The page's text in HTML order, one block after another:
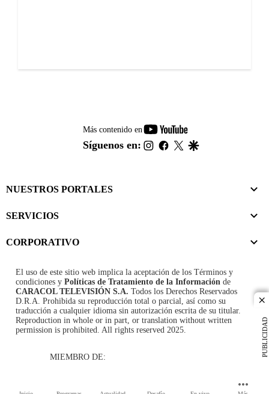
PUBLICIDAD
Más contenido en
youtube-
footer
Síguenos en: instagram
facebook
twitter
NUESTROS PORTALES
SERVICIOS
CORPORATIVO
El uso de este sitio web implica la aceptación de los Términos y
condiciones y Políticas de Tratamiento de la Información de
CARACOL TELEVISIÓN S.A. Todos los Derechos Reservados
D.R.A. Prohibida su reproducción total o parcial, así como su
traducción a cualquier idioma sin autorización escrita de su titular.
Reproduction in whole or in part, or translation without written
permission is prohibited. All rights reserved 2025.
MIEMBRO DE: